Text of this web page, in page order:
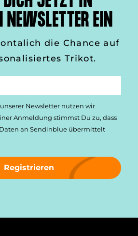
NEWSLETTER EIN
die Chance auf
Trikot.
Newsletter nutzen wir
Anmeldung stimmst Du zu, dass
an Sendinblue übermittelt
Registrieren